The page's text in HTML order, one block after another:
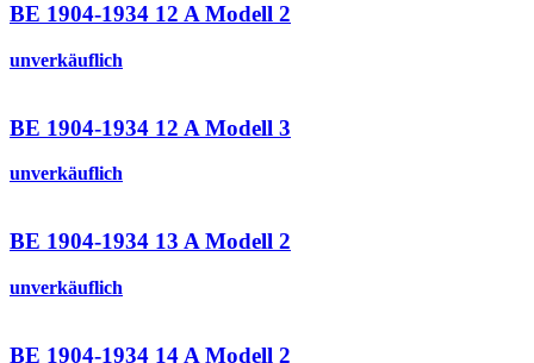
BE 1904-1934 12 A Modell 2
unverkäuflich
BE 1904-1934 12 A Modell 3
unverkäuflich
BE 1904-1934 13 A Modell 2
unverkäuflich
BE 1904-1934 14 A Modell 2